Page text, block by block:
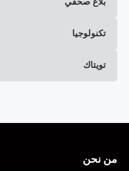
تكنولوجيا
تويتاك
من نحن